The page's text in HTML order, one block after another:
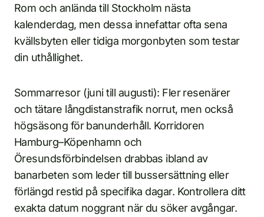
Rom och anlända till Stockholm nästa
kalenderdag, men dessa innefattar ofta sena
kvällsbyten eller tidiga morgonbyten som testar
din uthållighet.
Sommarresor (juni till augusti): Fler resenärer
och tätare långdistanstrafik norrut, men också
högsäsong för banunderhåll. Korridoren
Hamburg–Köpenhamn och
Öresundsförbindelsen drabbas ibland av
banarbeten som leder till bussersättning eller
förlängd restid på specifika dagar. Kontrollera ditt
exakta datum noggrant när du söker avgångar.